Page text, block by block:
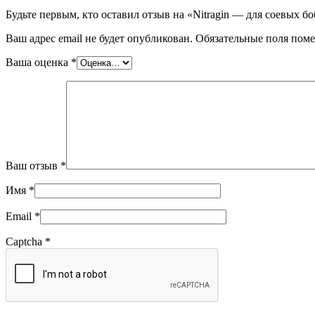
Будьте первым, кто оставил отзыв на «Nitragin — для соевых
Ваш адрес email не будет опубликован. Обязательные поля
Ваша оценка *
Ваш отзыв *
Имя *
Email *
Captcha *